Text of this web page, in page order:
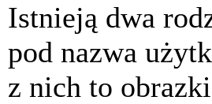
Istnieją dwa
pod nazwa
z nich to